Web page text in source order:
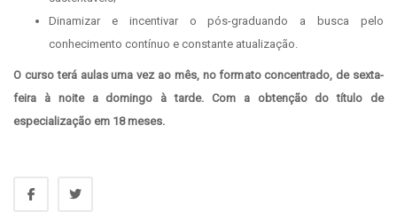
Dinamizar e incentivar o pós-graduando a busca pelo
conhecimento contínuo e constante atualização.
O curso terá aulas uma vez ao mês, no formato concentrado, de sexta-
feira à noite a domingo à tarde. Com a obtenção do título de
especialização em 18 meses.